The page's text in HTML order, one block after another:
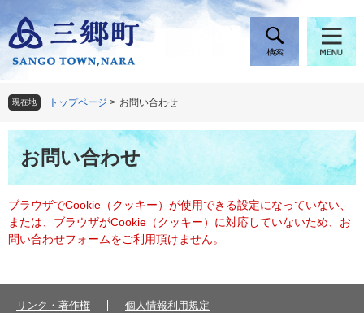
ー
ジ
頭
で
す
ニ
ュ
飛
ば
し
現在地 トップページ > お問い合わせ
本
文お問い合わせ
ブラウザでCookie（クッキー）が使用できる設定になっていない、
または、ブラウザがCookie（クッキー）に対応していないため、お
問い合わせフォームをご利用頂けません。
リンク・著作権
個人情報利用規定